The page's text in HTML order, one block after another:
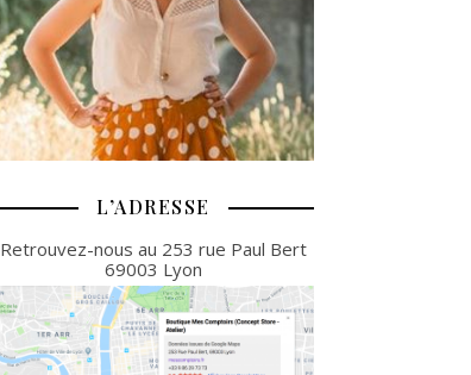
L’ADRESSE
Retrouvez-nous au 253 rue Paul Bert
69003 Lyon